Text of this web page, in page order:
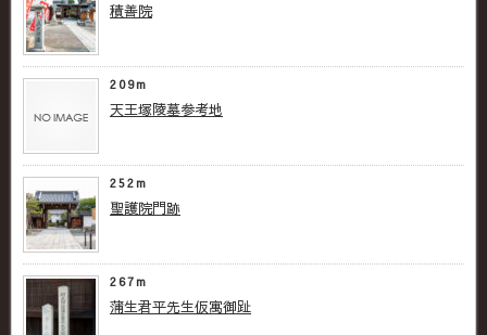
積善院
209m
天王塚陵墓参考地
252m
聖護院門跡
267m
蒲生君平先生仮寓御趾